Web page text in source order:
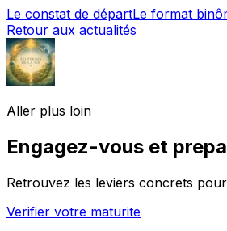
Le constat de départLe format
Retour aux actualités
Aller plus loin
Engagez-vous et
Retrouvez les leviers concrets
Verifier votre maturite